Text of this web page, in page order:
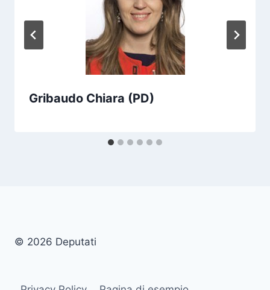
Gribaudo Chiara (PD)
© 2026 Deputati